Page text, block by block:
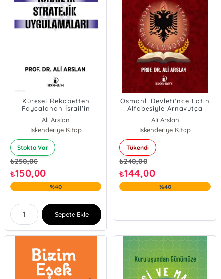
Küresel Rekabetten
Faydalanan İsrail'in
Stratejik Uygulamaları
Ali Arslan
İskenderiye Kitap
Stokta Var
₺250,00
₺150,00
%40
Sepete Ekle
Osmanlı Devleti'nde Latin
Alfabesiyle Arnavutça
Eğitime Geçiş
Ali Arslan
İskenderiye Kitap
Tükendi
₺240,00
₺144,00
%40